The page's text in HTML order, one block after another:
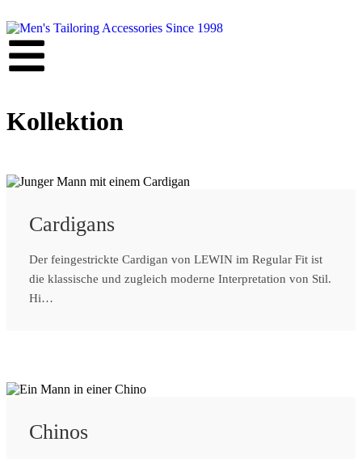
Kollektion
Cardigans
Der feingestrickte Cardigan von LEWIN im Regular Fit ist
die klassische und zugleich moderne Interpretation von Stil.
Hi…
Chinos